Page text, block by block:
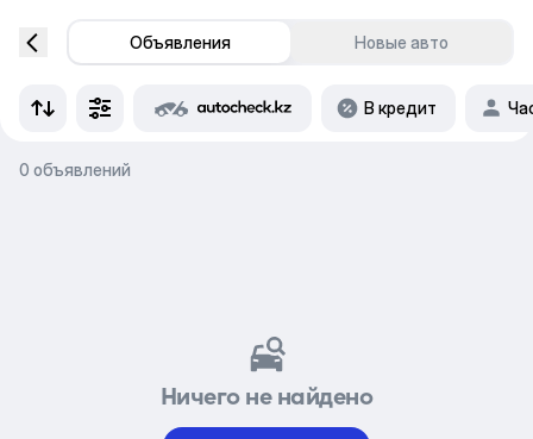
Объявления Новые авто
В кредит
0 объявлений
Ничего не найдено